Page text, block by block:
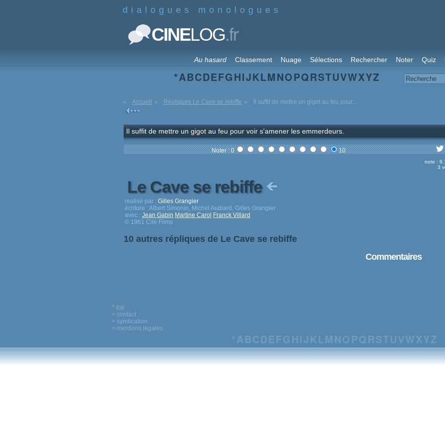
dialogues monologues
CINELOG.fr
Au hasard Classement Nuage Sélections Rechercher Noter Quiz
*ABCDEFGHIJKLMNOPQRSTUVWXYZ
Accueil Répliques Le Cave se rebiffe Il suffit de mettre un gigot au feu pour...
Il suffit de mettre un gigot au feu pour voir s'amener les emmerdeurs.
Noter : 0 10
note :
3
Le Cave se rebiffe
realisé par : Gilles Grangier
écriture : Albert Simonin, Michel Audiard, Gilles Grangier
avec : Jean Gabin Martine Carol Franck Villard
© 1961 Cité Films
10 autres répliques de Le Cave se rebiffe
Commentaires
^ top
> contact
> syndication
> mentions legales
*ABCDEFG HIJ KLM NO PQRSTUVWXYZ